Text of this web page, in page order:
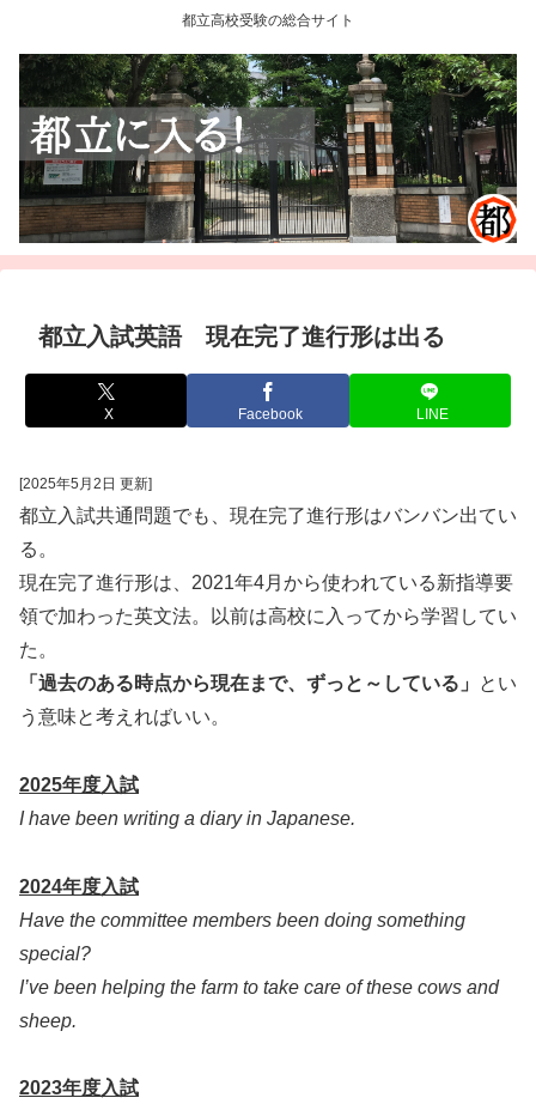
都立高校受験の総合サイト
都立入試英語 現在完了進行形は出る
X Facebook LINE
[2025年5月2日 更新]
都立入試共通問題でも、現在完了進行形はバンバン出てい
る。
現在完了進行形は、2021年4月から使われている新指導要
領で加わった英文法。以前は高校に入ってから学習してい
た。
「過去のある時点から現在まで、ずっと～している」
とい
う意味と考えればいい。
2025年度入試
I have been writing a diary in Japanese.
2024年度入試
Have the committee members been doing something
special?
I’ve been helping the farm to take care of these cows and
sheep.
2023年度入試